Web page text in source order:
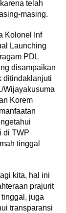
telah
masing.
Kolonel Inf
Launching
PDL
disampaikan
ditindaklanjuti
Wijayakusuma
Korem
di TWP
tinggal
kita, hal ini
prajurit
juga
transparansi